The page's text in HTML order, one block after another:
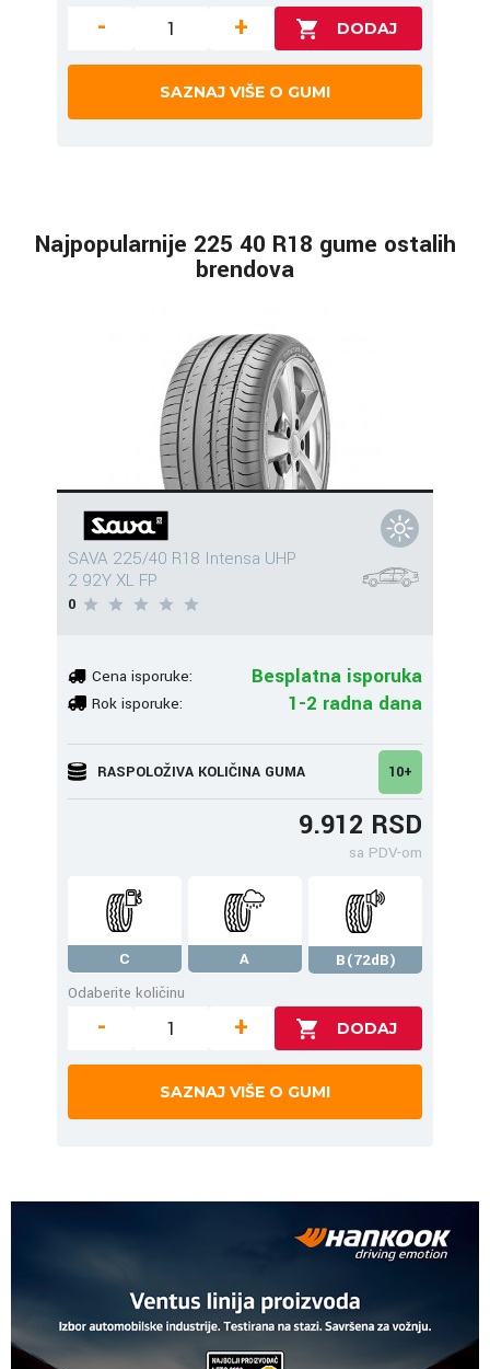
- +
SAZNAJ VIŠE O GUMI
Najpopularnije 225 40 R18 gume ostalih
brendova
SAVA 225/40 R18 Intensa UHP
2 92Y XL FP
0
Cena isporuke: Besplatna isporuka
Rok isporuke: 1-2 radna dana
RASPOLOŽIVA KOLIČINA GUMA 10+
9.912 RSD
sa PDV-om
C A
B(72dB)
Odaberite količinu
- +
SAZNAJ VIŠE O GUMI